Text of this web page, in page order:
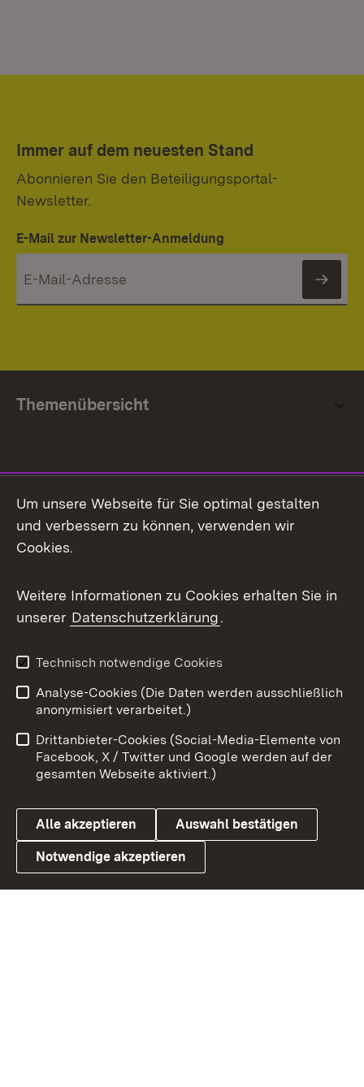
Immer auf dem neuesten Stand
Abonnieren Sie den Beteiligungsportal-
Newsletter.
E-Mail zur Newsletter-Anmeldung
Themenübersicht
Facebook
X / Twitter
Youtube
Link zum Landesportal
Impressum
Kontakt
Barrierefreiheit
Datenschutz
Cookies
Um unsere Webseite für Sie optimal gestalten
und verbessern zu können, verwenden wir
Cookies.
Weitere Informationen zu Cookies erhalten Sie in
unserer Datenschutzerklärung.
Technisch notwendige Cookies
Analyse-Cookies (Die Daten werden ausschließlich
anonymisiert verarbeitet.)
Drittanbieter-Cookies (Social-Media-Elemente von
Facebook, X / Twitter und Google werden auf der
gesamten Webseite aktiviert.)
Alle akzeptieren Auswahl bestätigen
Notwendige akzeptieren